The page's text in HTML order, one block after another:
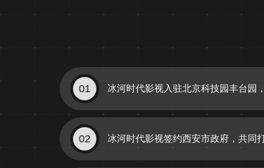
01 冰河时代影视入驻北京科技园丰台园
02 冰河时代影视签约西安市政府，共同